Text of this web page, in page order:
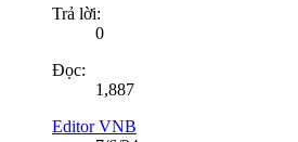
Trả lời:
0
Đọc:
1,887
Editor VNB